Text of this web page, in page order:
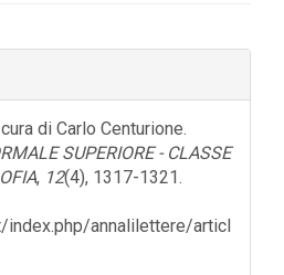
di Carlo Centurione.
SUPERIORE - CLASSE
, 12(4), 1317-1321.
index.php/annalilettere/articl